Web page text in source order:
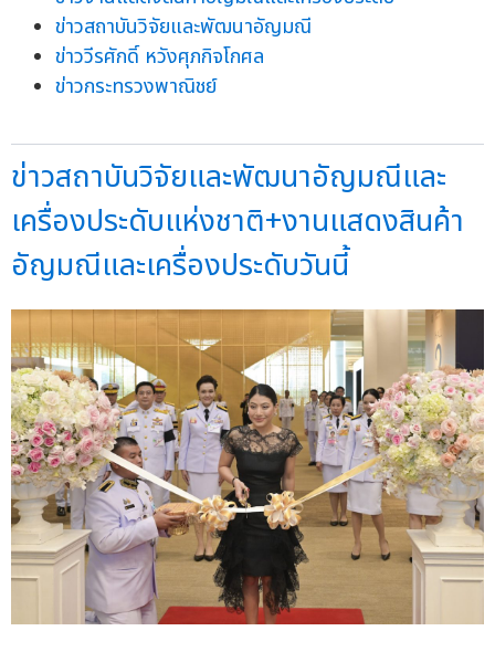
ข่าวสถาบันวิจัยและพัฒนาอัญมณี
ข่าววีรศักดิ์ หวังศุภกิจโกศล
ข่าวกระทรวงพาณิชย์
ข่าวสถาบันวิจัยและพัฒนาอัญมณีและ
เครื่องประดับแห่งชาติ+งานแสดงสินค้า
อัญมณีและเครื่องประดับวันนี้